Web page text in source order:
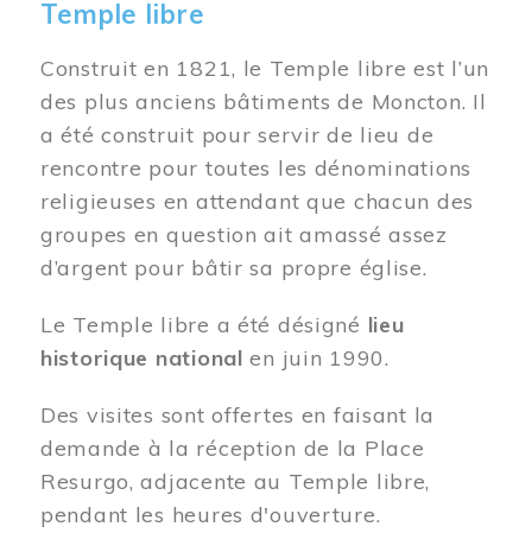
Temple libre
Construit en 1821, le Temple libre est l’un
des plus anciens bâtiments de Moncton. Il
a été construit pour servir de lieu de
rencontre pour toutes les dénominations
religieuses en attendant que chacun des
groupes en question ait amassé assez
d’argent pour bâtir sa propre église.
Le Temple libre a été désigné lieu
historique national en juin 1990.
Des visites sont offertes en faisant la
demande à la réception de la Place
Resurgo, adjacente au Temple libre,
pendant les heures d'ouverture.